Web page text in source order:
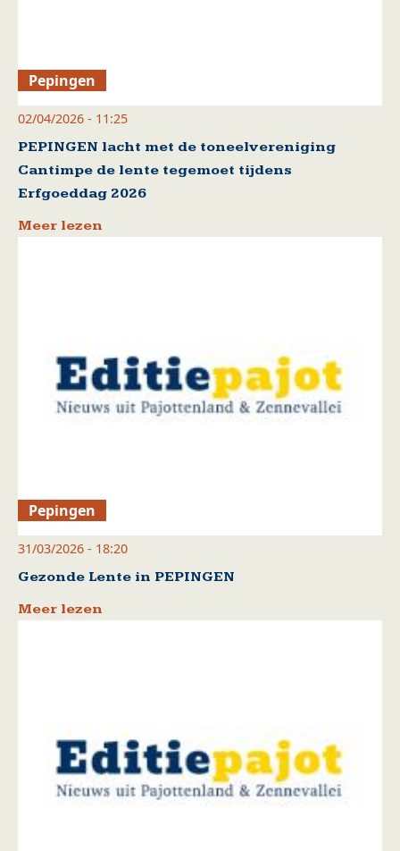
Pepingen
02/04/2026 - 11:25
PEPINGEN lacht met de toneelvereniging
Cantimpe de lente tegemoet tijdens
Erfgoeddag 2026
Meer lezen
Pepingen
31/03/2026 - 18:20
Gezonde Lente in PEPINGEN
Meer lezen